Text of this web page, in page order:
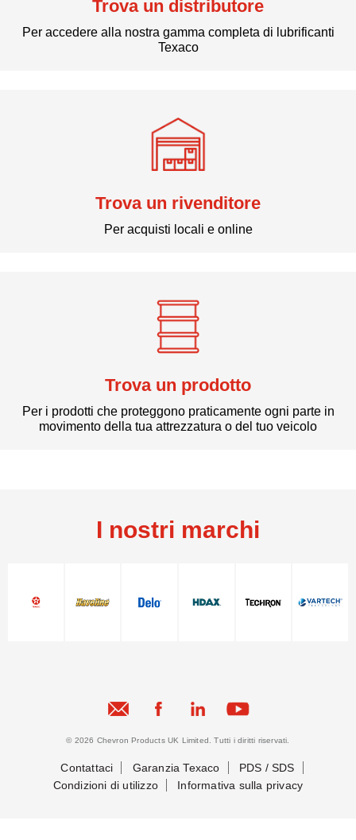
Trova un distributore
Per accedere alla nostra gamma completa di lubrificanti
Texaco
Trova un rivenditore
Per acquisti locali e online
Trova un prodotto
Per i prodotti che proteggono praticamente ogni parte in
movimento della tua attrezzatura o del tuo veicolo
I nostri marchi
© 2026 Chevron Products UK Limited. Tutti i diritti riservati.
Contattaci Garanzia Texaco
PDS / SDS
Condizioni di utilizzo
Informativa sulla privacy